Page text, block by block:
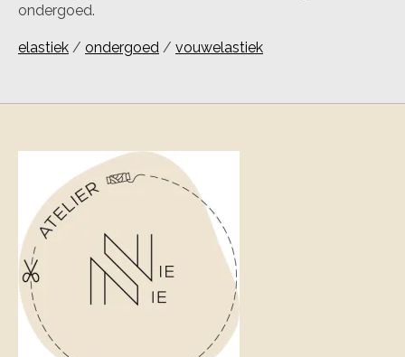
ondergoed.
elastiek / ondergoed / vouwelastiek